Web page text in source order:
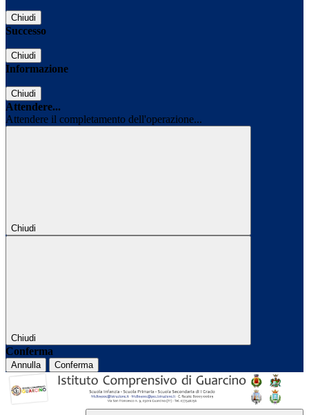
Chiudi
Successo
Chiudi
Informazione
Chiudi
Attendere...
Attendere il completamento dell'operazione...
Chiudi
Chiudi
Conferma
Annulla Conferma